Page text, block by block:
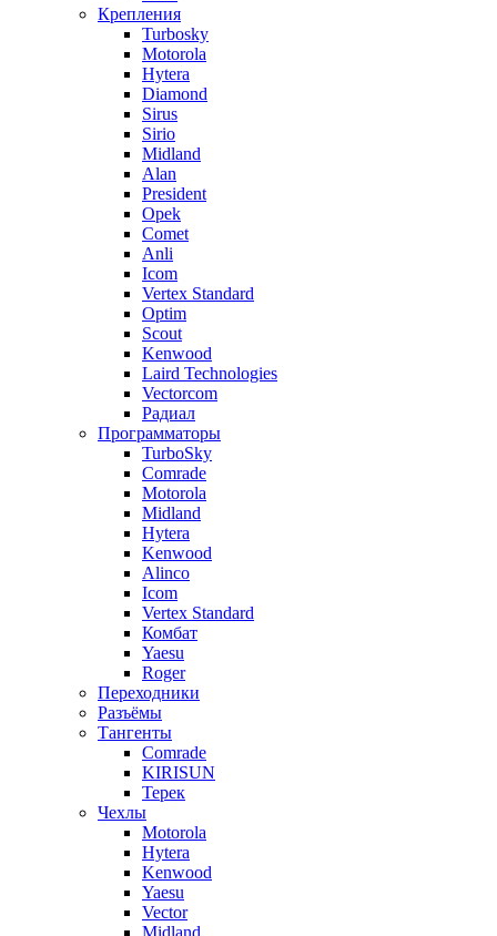
Крепления
Turbosky
Motorola
Hytera
Diamond
Sirus
Sirio
Midland
Alan
President
Opek
Comet
Anli
Icom
Vertex Standard
Optim
Scout
Kenwood
Laird Technologies
Vectorcom
Радиал
Программаторы
TurboSky
Comrade
Motorola
Midland
Hytera
Kenwood
Alinco
Icom
Vertex Standard
Комбат
Yaesu
Roger
Переходники
Разъёмы
Тангенты
Comrade
KIRISUN
Терек
Чехлы
Motorola
Hytera
Kenwood
Yaesu
Vector
Midland